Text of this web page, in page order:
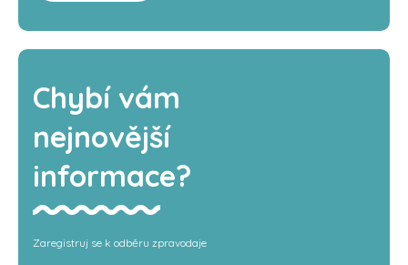
Chybí vám
nejnovější
informace?
Zaregistruj se k odběru zpravodaje